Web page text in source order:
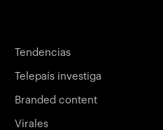
Tendencias
Telepaís investiga
Branded content
Virales